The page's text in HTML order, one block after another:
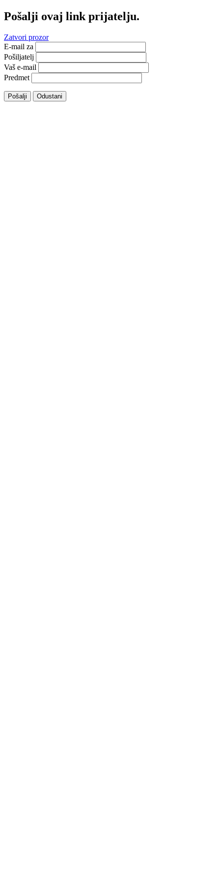
Pošalji ovaj link prijatelju.
Zatvori prozor
E-mail za
Pošiljatelj
Vaš e-mail
Predmet
Pošalji Odustani